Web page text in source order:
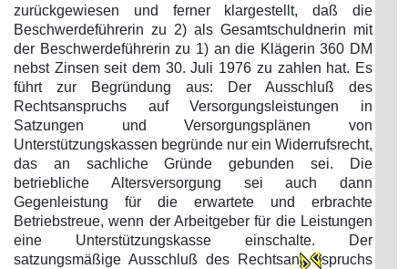
zurückgewiesen und ferner klargestellt, daß die
Beschwerdeführerin zu 2) als Gesamtschuldnerin mit
der Beschwerdeführerin zu 1) an die Klägerin 360 DM
nebst Zinsen seit dem 30. Juli 1976 zu zahlen hat. Es
führt zur Begründung aus: Der Ausschluß des
Rechtsanspruchs auf Versorgungsleistungen in
Satzungen und Versorgungsplänen von
Unterstützungskassen begründe nur ein Widerrufsrecht,
das an sachliche Gründe gebunden sei. Die
betriebliche Altersversorgung sei auch dann
Gegenleistung für die erwartete und erbrachte
Betriebstreue, wenn der Arbeitgeber für die Leistungen
eine Unterstützungskasse einschalte. Der
satzungsmäßige Ausschluß des Rechtsan
spruchs